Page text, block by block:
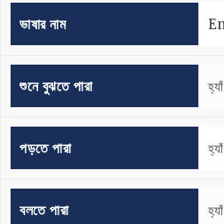
ভাষার নাম
শুনে বুঝতে পারা হ্যাঁ
পড়তে পারা হ্যাঁ
বলতে পারা হ্যাঁ